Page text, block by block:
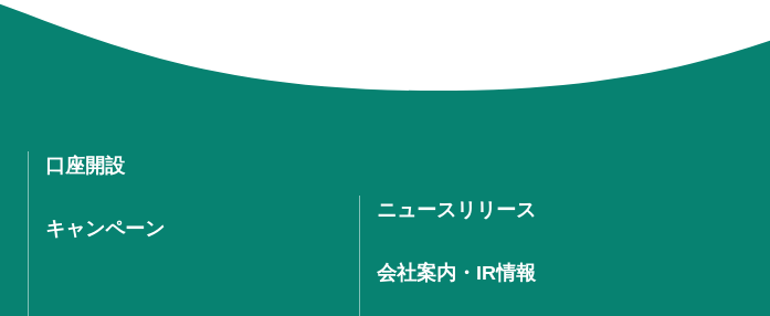
口座開設
キャンペーン
ニュースリリース
会社案内・IR情報